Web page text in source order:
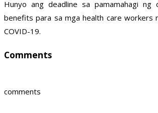
Hunyo ang deadline sa pamamahagi ng
benefits para sa mga health care workers
COVID-19.
Comments
comments